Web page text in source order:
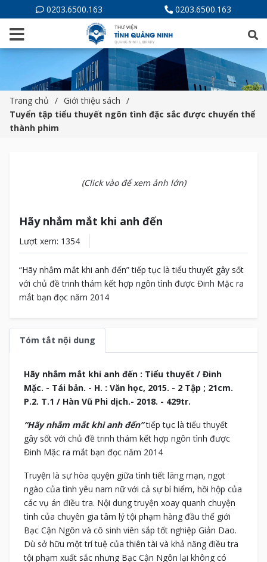
0203.6500.163 0203.6500.163
Trang chủ
Giới thiệu sách
Tuyển tập tiểu thuyết ngôn tình đặc sắc được chuyển thể
thành phim
(Click vào để xem ảnh lớn)
Hãy nhắm mắt khi anh đến
Lượt xem: 1354
“Hãy nhắm mắt khi anh đến” tiếp tục là tiểu thuyết gây sốt
với chủ đề trinh thám kết hợp ngôn tình được Đinh Mặc ra
mắt bạn đọc năm 2014
Tóm tắt nội dung
Hãy nhắm mắt khi anh đến : Tiểu thuyết / Đinh
Mặc. - Tái bản. - H. : Văn học, 2015. - 2 Tập ; 21cm.
P.2. T.1 / Hàn Vũ Phi dịch.- 2018. - 429tr.
“Hãy nhắm mắt khi anh đến”tiếp tục là tiểu thuyết
gây sốt với chủ đề trinh thám kết hợp ngôn tình được
Đinh Mặc ra mắt bạn đọc năm 2014
Truyện là sự hòa quyện giữa tình tiết lãng mạn, ngọt
ngào của tình yêu nam nữ với cả sự bí hiểm, hồi hộp của
các vụ án điều tra. Nội dung truyện xoay quanh chuyện
tình của chuyên gia tâm lý tội phạm hàng đầu thế giới
Bạc Cận Ngôn và cô sinh viên sắp tốt nghiệp Giản Dao.
Dù sở hữu một trí tuệ của thiên tài và khả năng điều tra
tội phạm xuất sắc nhưng Bạc Cận Ngôn lại không có